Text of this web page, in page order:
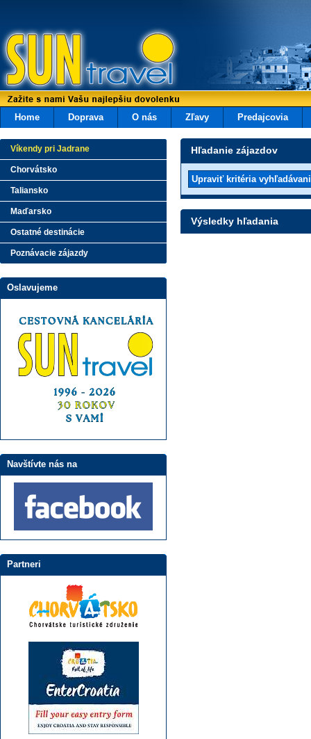
Home Doprava O nás Zľavy Predajcovia
Hľadanie zájazdov
Výsledky hľadania
Víkendy pri Jadrane
Chorvátsko
Taliansko
Maďarsko
Ostatné destinácie
Poznávacie zájazdy
Oslavujeme
Navštívte nás na
Partneri